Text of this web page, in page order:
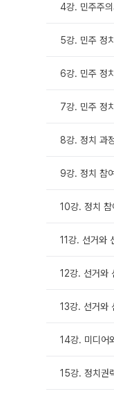
4강. 민주주
5강. 민주 정
6강. 민주 정
7강. 민주 정
8강. 정치 과
9강. 정치 참
10강. 정치 참
11강. 선거와
12강. 선거와
13강. 선거와
14강. 미디어
15강. 정치권